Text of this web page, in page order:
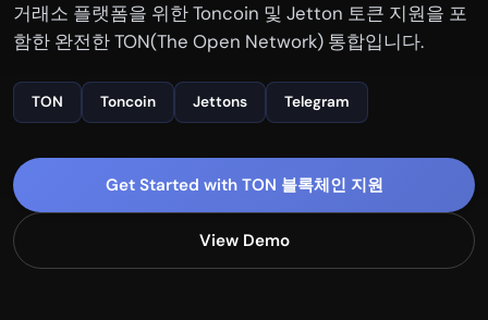
거래소 플랫폼을 위한 Toncoin 및 Jetton 토큰 지원을 포
함한 완전한 TON(The Open Network) 통합입니다.
TON Toncoin Jettons Telegram
Get Started with TON 블록체인 지원
View Demo